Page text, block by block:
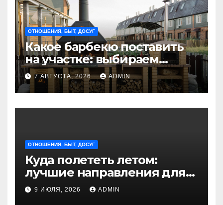
ОТНОШЕНИЯ, БЫТ, ДОСУГ
Какое барбекю поставить
на участке: выбираем
идеальное решение для
отдыха на природе
7 АВГУСТА, 2026 ADMIN
ОТНОШЕНИЯ, БЫТ, ДОСУГ
Куда полететь летом:
лучшие направления для
отдыха из Санкт-
Петербурга
9 ИЮЛЯ, 2026 ADMIN